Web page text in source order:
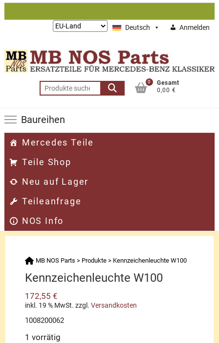
Zum
Deutsch Anmelden
Lieferung
Suchen
nach:
0
Gesamt
0,00 €
Baureihen
Mercedes Teile
Teile Shop
Neu auf Lager
Teileanfrage
NOS Info
MB NOS Parts > Produkte > Kennzeichenleuchte W100
Kennzeichenleuchte W100
172,55€
inkl. 19 % MwSt. zzgl.Versandkosten
1008200062
1 vorrätig